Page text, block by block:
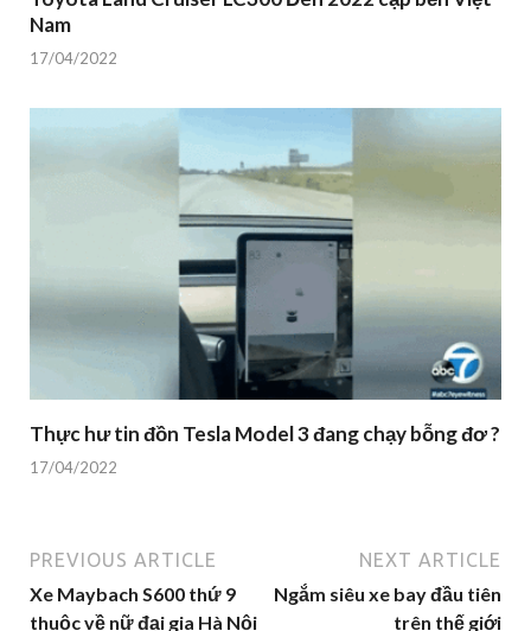
Nam
17/04/2022
Thực hư tin đồn Tesla Model 3 đang chạy bỗng đơ ?
17/04/2022
PREVIOUS ARTICLE
Xe Maybach S600 thứ 9
thuộc về nữ đại gia Hà Nội
NEXT ARTICLE
Ngắm siêu xe bay đầu tiên
trên thế giới